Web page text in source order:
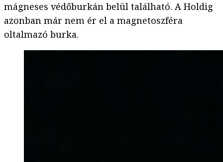
mágneses védőburkán belül található. A Holdig
azonban már nem ér el a magnetoszféra
oltalmazó burka.